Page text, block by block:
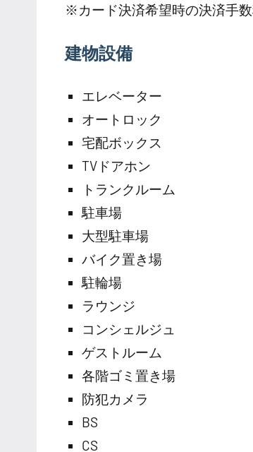
※カード決済希望時の決済手
建物設備
エレベーター
オートロック
宅配ボックス
TVドアホン
トランクルーム
駐車場
大型駐車場
バイク置き場
駐輪場
ラウンジ
コンシェルジュ
ゲストルーム
各階ゴミ置き場
防犯カメラ
BS
CS